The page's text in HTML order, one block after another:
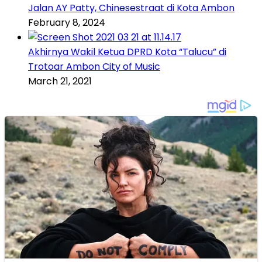
Jalan AY Patty, Chinesestraat di Kota Ambon
February 8, 2024
Akhirnya Wakil Ketua DPRD Kota “Talucu” di
Trotoar Ambon City of Music
March 21, 2021